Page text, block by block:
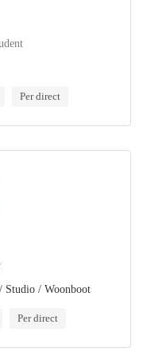
Per direct
Studio / Woonboot
Per direct